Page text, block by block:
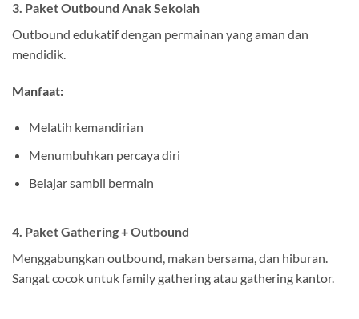
3. Paket Outbound Anak Sekolah
Outbound edukatif dengan permainan yang aman dan
mendidik.
Manfaat:
Melatih kemandirian
Menumbuhkan percaya diri
Belajar sambil bermain
4. Paket Gathering + Outbound
Menggabungkan outbound, makan bersama, dan hiburan.
Sangat cocok untuk family gathering atau gathering kantor.